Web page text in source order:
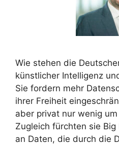
Wie stehen die
künstlicher Intelligenz
Sie fordern mehr
ihrer Freiheit
aber privat nur wenig
Zugleich fürchten sie
an Daten, die durch die